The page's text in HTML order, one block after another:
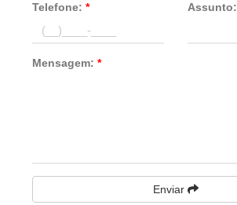
Telefone:* Assunto:
Mensagem:*
Enviar